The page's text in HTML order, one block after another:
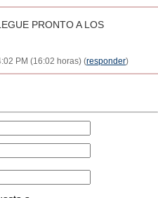
PRONTO A LOS
PM (16:02 horas) (responder)